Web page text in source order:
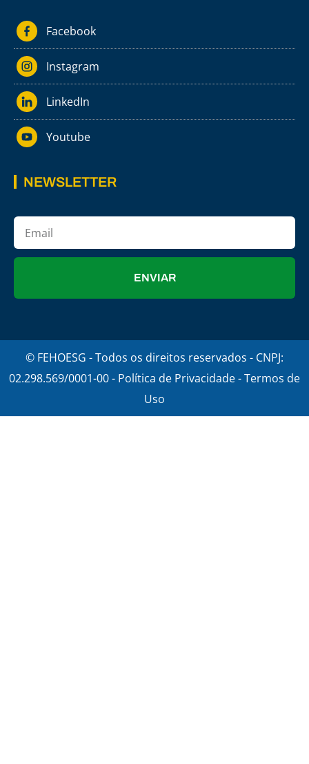
Facebook
Instagram
LinkedIn
Youtube
NEWSLETTER
ENVIAR
© FEHOESG - Todos os direitos reservados - CNPJ:
02.298.569/0001-00 - Política de Privacidade - Termos de
Uso